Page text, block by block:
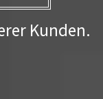
Kunden.